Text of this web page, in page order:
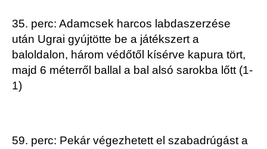
35. perc: Adamcsek harcos labdaszerzése
után Ugrai gyújtötte be a játékszert a
baloldalon, három védőtől kísérve kapura tört,
majd 6 méterről ballal a bal alsó sarokba lőtt (1-
1)
59. perc: Pekár végezhetett el szabadrúgást a